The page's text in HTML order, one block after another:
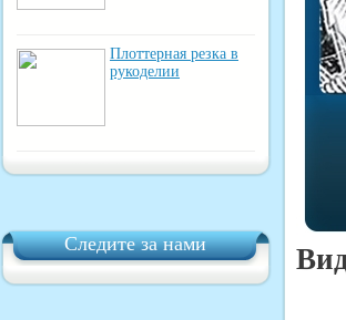
Плоттерная резка в
рукоделии
Следите за нами